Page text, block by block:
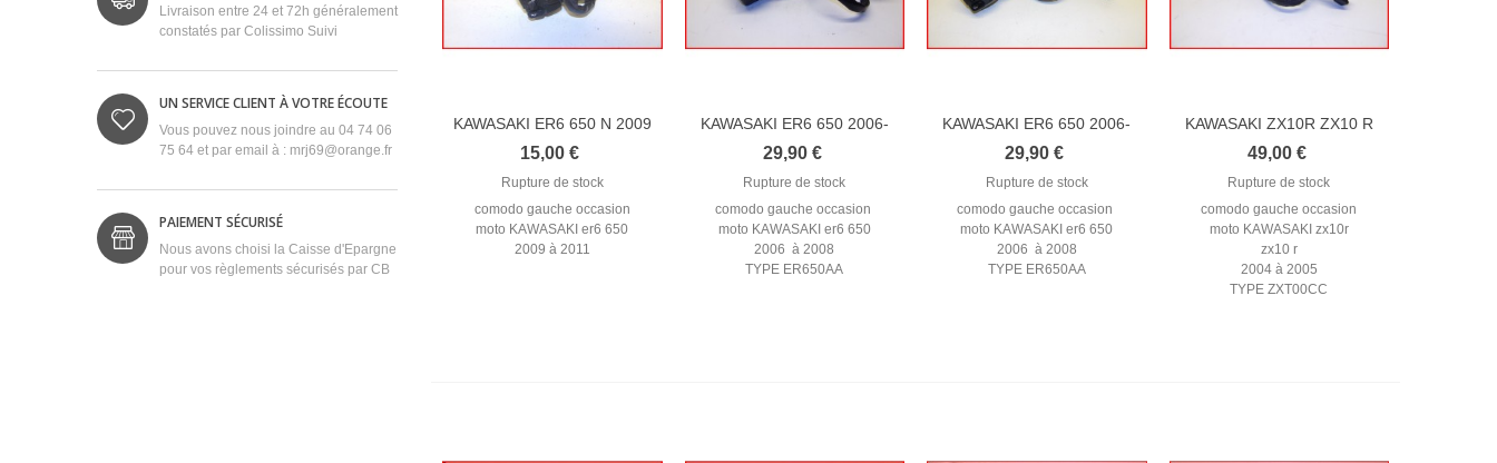
Livraison entre 24 et 72h généralement
constatés par Colissimo Suivi
UN SERVICE CLIENT À VOTRE ÉCOUTE
Vous pouvez nous joindre au 04 74 06
75 64 et par email à : mrj69@orange.fr
PAIEMENT SÉCURISÉ
Nous avons choisi la Caisse d'Epargne
pour vos règlements sécurisés par CB
KAWASAKI ER6 650 N 2009
-2011...
15,00 €
Rupture de stock
comodo gauche occasion
moto KAWASAKI er6 650
2009 à 2011
KAWASAKI ER6 650 2006-
2008...
29,90 €
Rupture de stock
comodo gauche occasion
moto KAWASAKI er6 650
2006 à 2008
TYPE ER650AA
KAWASAKI ER6 650 2006-
2008...
29,90 €
Rupture de stock
comodo gauche occasion
moto KAWASAKI er6 650
2006 à 2008
TYPE ER650AA
KAWASAKI ZX10R ZX10 R
2004-2005...
49,00 €
Rupture de stock
comodo gauche occasion
moto KAWASAKI zx10r
zx10 r
2004 à 2005
TYPE ZXT00CC